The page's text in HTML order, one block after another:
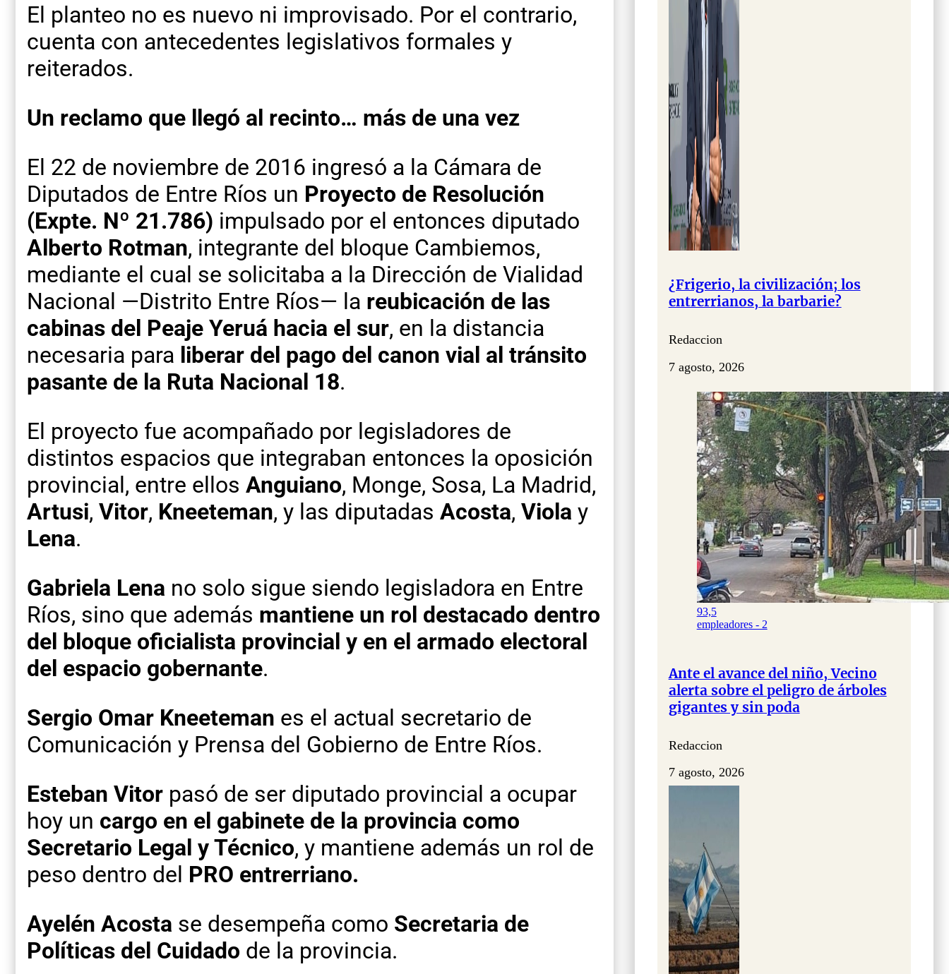
El planteo no es nuevo ni improvisado. Por el contrario,
cuenta con antecedentes legislativos formales y
reiterados.
Un reclamo que llegó al recinto… más de una vez
El 22 de noviembre de 2016 ingresó a la Cámara de
Diputados de Entre Ríos un Proyecto de Resolución
(Expte. Nº 21.786) impulsado por el entonces diputado
Alberto Rotman, integrante del bloque Cambiemos,
mediante el cual se solicitaba a la Dirección de Vialidad
Nacional —Distrito Entre Ríos— la reubicación de las
cabinas del Peaje Yeruá hacia el sur, en la distancia
necesaria para liberar del pago del canon vial al tránsito
pasante de la Ruta Nacional 18.
El proyecto fue acompañado por legisladores de
distintos espacios que integraban entonces la oposición
provincial, entre ellos Anguiano, Monge, Sosa, La Madrid,
Artusi, Vitor, Kneeteman, y las diputadas Acosta, Viola y
Lena.
Gabriela Lena no solo sigue siendo legisladora en Entre
Ríos, sino que además mantiene un rol destacado dentro
del bloque oficialista provincial y en el armado electoral
del espacio gobernante.
Sergio Omar Kneeteman es el actual secretario de
Comunicación y Prensa del Gobierno de Entre Ríos.
Esteban Vitor pasó de ser diputado provincial a ocupar
hoy un cargo en el gabinete de la provincia como
Secretario Legal y Técnico, y mantiene además un rol de
peso dentro del PRO entrerriano.
Ayelén Acosta se desempeña como Secretaria de
Políticas del Cuidado de la provincia.
¿Frigerio, la civilización; los
entrerrianos, la barbarie?
Redaccion
7 agosto, 2026
93,5
empleadores - 2
Ante el avance del niño, Vecino
alerta sobre el peligro de árboles
gigantes y sin poda
Redaccion
7 agosto, 2026